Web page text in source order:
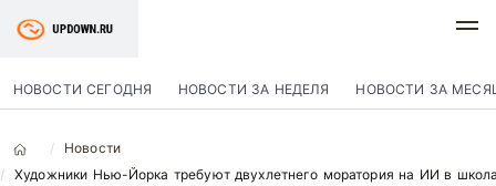
НОВОСТИ СЕГОДНЯ НОВОСТИ ЗА НЕДЕЛЯ НОВОСТИ ЗА
Новости
Художники Нью-Йорка требуют двухлетнего моратория на ИИ в